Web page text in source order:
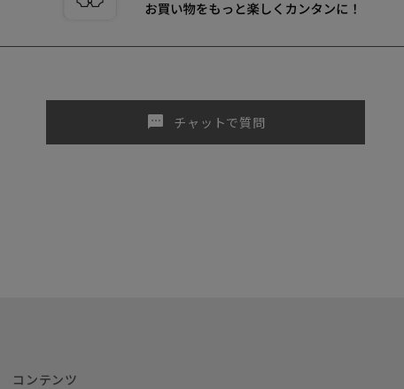
sms チャットで質問
コンテンツ